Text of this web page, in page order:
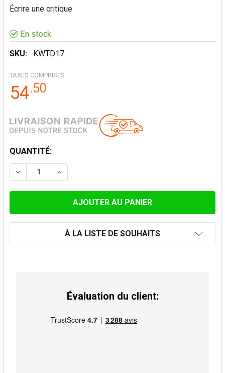
Écrire une critique
SKU: KWTD17
TAXES COMPRISES
54.50
STOCK
ACTUEL:
QUANTITÉ:
DIMINUER LA QUANTITÉ DE PIÈCE D'ÉCOULEMENT
AUGMENTER LA QUANTITÉ DE PIÈCE
À LA LISTE DE SOUHAITS
Évaluation du client: